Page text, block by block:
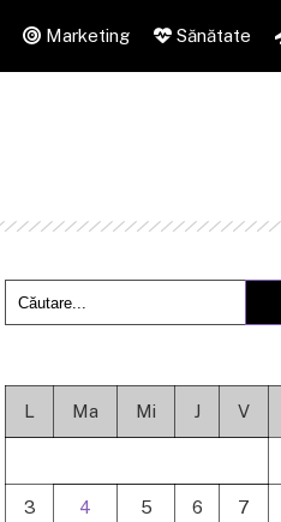
Marketing Sănătate
L Ma Mi J V
3 4 5 6 7